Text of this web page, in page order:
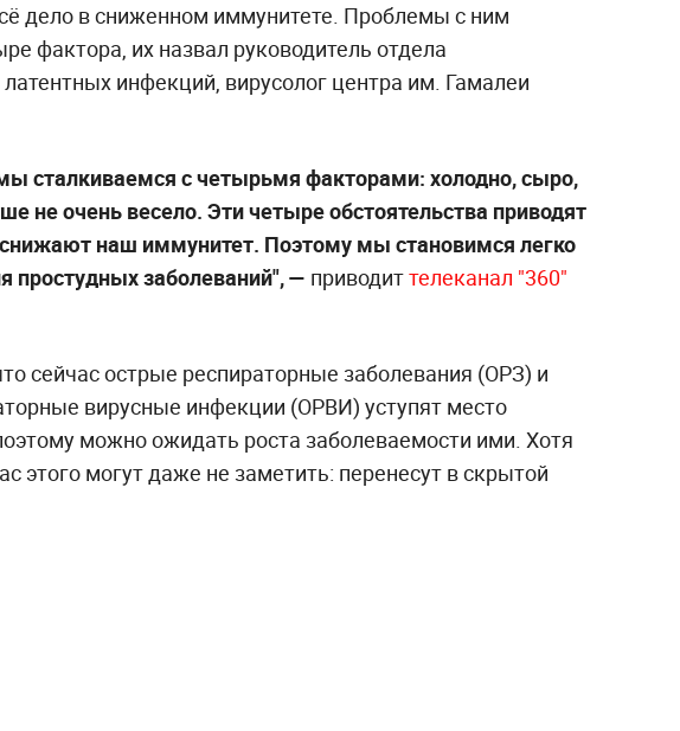
дело в сниженном иммунитете. Проблемы с ним
фактора, их назвал руководитель отдела
инфекций, вирусолог центра им. Гамалеи
сталкиваемся с четырьмя факторами: холодно, сыро,
не очень весело. Эти четыре обстоятельства приводят
снижают наш иммунитет. Поэтому мы становимся легко
простудных заболеваний", — приводиттелеканал "360"
сейчас острые респираторные заболевания (ОРЗ) и
вирусные инфекции (ОРВИ) уступят место
можно ожидать роста заболеваемости ими. Хотя
этого могут даже не заметить: перенесут в скрытой